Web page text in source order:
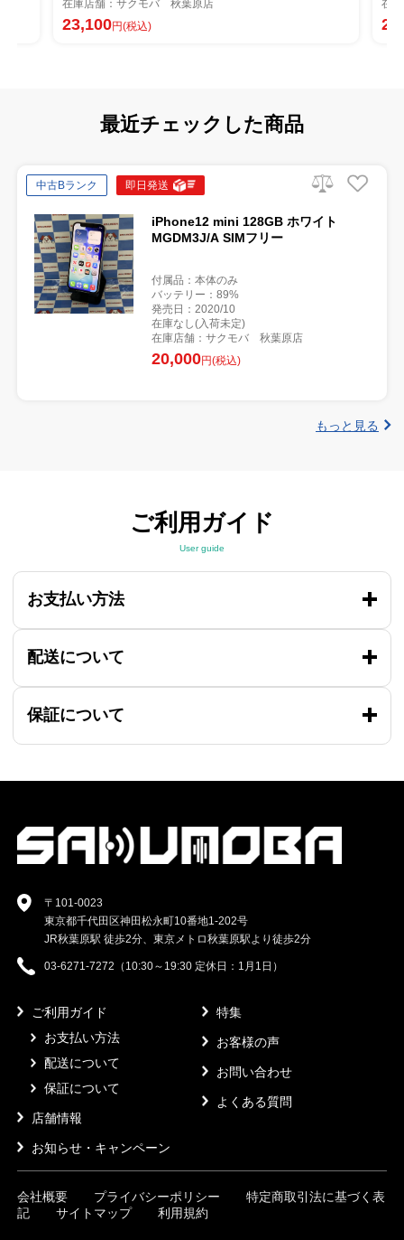
在庫店舗：サクモバ 秋葉原店
23,100円(税込)
在
最近チェックした商品
中古Bランク 即日発送
iPhone12 mini 128GB ホワイト
MGDM3J/A SIMフリー
付属品：本体のみ
バッテリー：89%
発売日：2020/10
在庫なし(入荷未定)
在庫店舗：サクモバ 秋葉原店
20,000円(税込)
もっと見る
ご利用ガイド
User guide
お支払い方法
配送について
保証について
〒101-0023
東京都千代田区神田松永町10番地1-202号
JR秋葉原駅 徒歩2分、東京メトロ秋葉原駅より徒歩2分
03-6271-7272（10:30～19:30 定休日：1月1日）
ご利用ガイド
お支払い方法
配送について
保証について
店舗情報
お知らせ・キャンペーン
特集
お客様の声
お問い合わせ
よくある質問
会社概要 プライバシーポリシー
特定商取引法に基づく表
記
サイトマップ 利用規約